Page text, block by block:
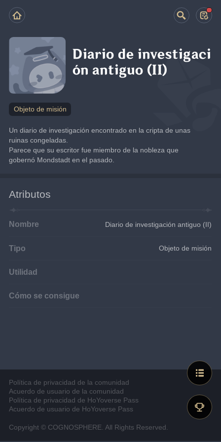
Diario de investigaci
ón antiguo (II)
Objeto de misión
Un diario de investigación encontrado en la cripta de unas
ruinas congeladas.
Parece que su escritor fue miembro de la nobleza que
gobernó Mondstadt en el pasado.
Atributos
Nombre Diario de investigación antiguo (II)
Tipo Objeto de misión
Utilidad
Cómo se consigue
Política de privacidad de la comunidad
Acuerdo de usuario de la comunidad
Política de privacidad de HoYoverse Pass
Acuerdo de usuario de HoYoverse Pass
Copyright © COGNOSPHERE. All Rights Reserved.